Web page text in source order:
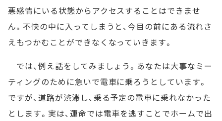
悪感情にいる状態からアクセスすることはできませ
ん。不快の中に入ってしまうと、今目の前にある流れさ
えもつかむことができなくなっていきます。
では、例え話をしてみましょう。あなたは大事なミー
ティングのために急いで電車に乗ろうとしています。
ですが、道路が渋滞し、乗る予定の電車に乗れなかった
とします。実は、運命では電車を逃すことでホームで出